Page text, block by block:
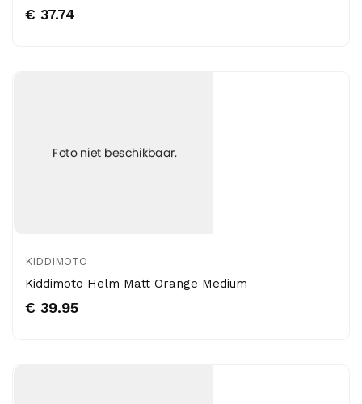
€ 37.74
KIDDIMOTO
Kiddimoto Helm Matt Orange Medium
€ 39.95